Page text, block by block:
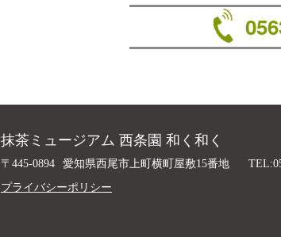
抹茶ミュージアム 西条園 和く和く
〒445-0894 愛知県西尾市上町横町屋敷15番地
プライバシーポリシー